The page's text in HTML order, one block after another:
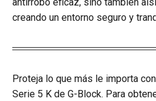
antirrobo eficaz, sino también
creando un entorno seguro y
Proteja lo que más le importa
Serie 5 K de G-Block. Para